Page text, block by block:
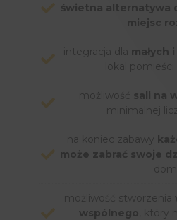
świetna alternatywa
miejsc
integracja dla małych
lokal pomieści
możliwość sali na
minimalnej
na koniec zabawy
może zabrać swoje
możliwość stworzenia
wspólnego , który